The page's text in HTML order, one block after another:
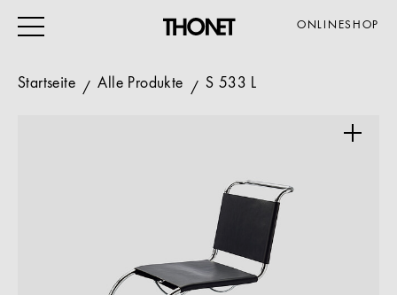
ONLINESHOP
ALLE PRODUKTE
Startseite Alle Produkte S 533 L